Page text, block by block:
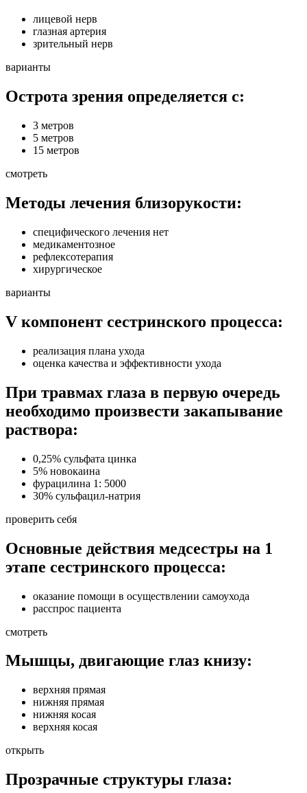
лицевой нерв
глазная артерия
зрительный нерв
варианты
Острота зрения определяется с:
3 метров
5 метров
15 метров
смотреть
Методы лечения близорукости:
специфического лечения нет
медикаментозное
рефлексотерапия
хирургическое
варианты
V компонент сестринского процесса:
реализация плана ухода
оценка качества и эффективности ухода
При травмах глаза в первую очередь
необходимо произвести закапывание
раствора:
0,25% сульфата цинка
5% новокаина
фурацилина 1: 5000
30% сульфацил-натрия
проверить себя
Основные действия медсестры на 1
этапе сестринского процесса:
оказание помощи в осуществлении самоухода
расспрос пациента
смотреть
Мышцы, двигающие глаз книзу:
верхняя прямая
нижняя прямая
нижняя косая
верхняя косая
открыть
Прозрачные структуры глаза: